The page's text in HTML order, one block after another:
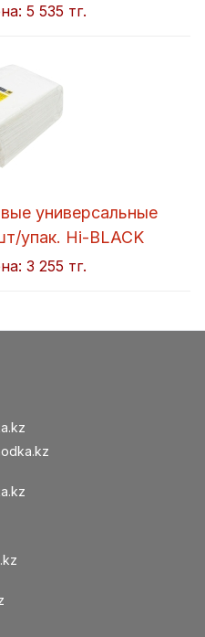
5 535 тг.
универсальные
упак. Hi-BLACK
3 255 тг.